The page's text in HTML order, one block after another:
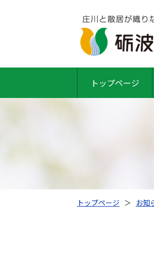
トップページ
トップページ ＞ お知